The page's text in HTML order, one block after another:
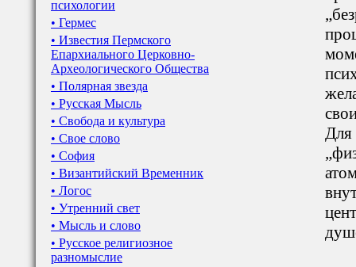
психологии
• Гермес
• Известия Пермского
Епархиального Церковно-
Археологического Общества
• Полярная звезда
• Русская Мысль
• Свобода и культура
• Свое слово
• София
• Византийский Временник
• Логос
• Утренний свет
• Мысль и слово
• Русское религиозное
разномыслие
Для